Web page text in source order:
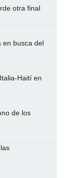
otra final
en busca del
Haití en
de los